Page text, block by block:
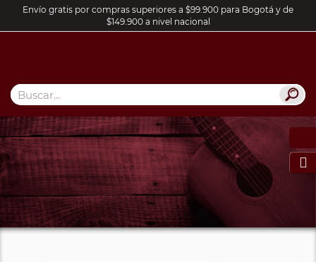
Envío gratis por compras superiores a $99.900 para Bogotá y de
$149.900 a nivel nacional
